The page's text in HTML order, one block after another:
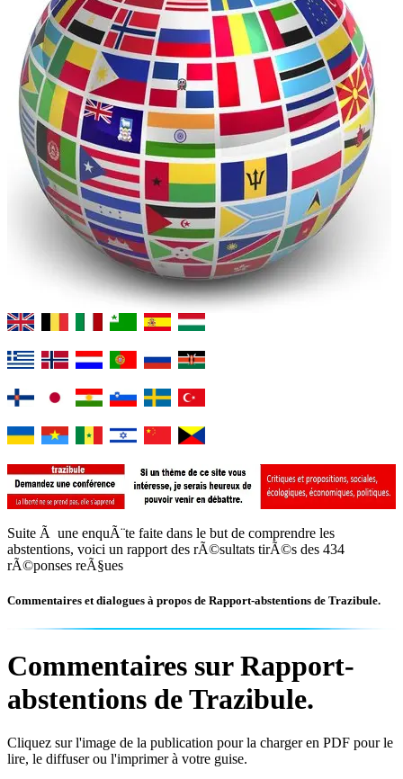
Suite Ã une enquÃ¨te faite dans le but de comprendre les
abstentions, voici un rapport des rÃ©sultats tirÃ©s des 434
rÃ©ponses reÃ§ues
Commentaires et dialogues à propos de Rapport-abstentions de Trazibule.
Commentaires sur Rapport-
abstentions de Trazibule.
Cliquez sur l'image de la publication pour la charger en PDF pour le
lire, le diffuser ou l'imprimer à votre guise.